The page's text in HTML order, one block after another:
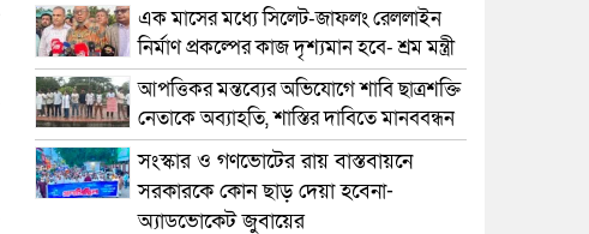
এক মাসের মধ্যে সিলেট-জাফলং রেললাইন
নির্মাণ প্রকল্পের কাজ দৃশ্যমান হবে- শ্রম মন্ত্রী
আপত্তিকর মন্তব্যের অভিযোগে শাবি ছাত্রশক্তি
নেতাকে অব্যাহতি, শাস্তির দাবিতে মানববন্ধন
সংস্কার ও গণভোটের রায় বাস্তবায়নে
সরকারকে কোন ছাড় দেয়া হবেনা-
অ্যাডভোকেট জুবায়ের